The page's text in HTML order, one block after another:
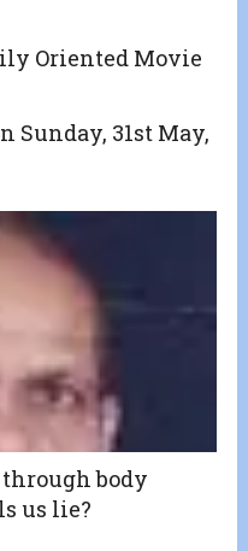
Oriented Movie
Sunday, 31st May,
through body
us lie?